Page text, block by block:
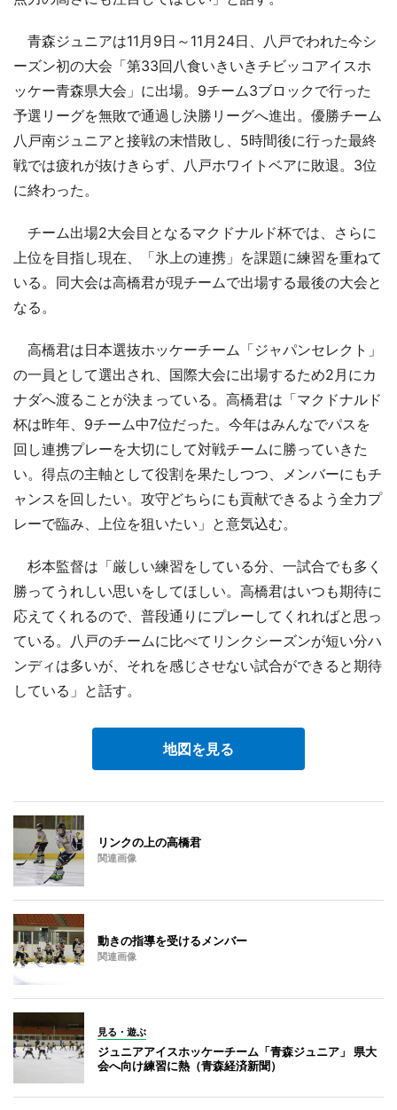
青森ジュニアは11月9日～11月24日、八戸でわれた今シ
ーズン初の大会「第33回八食いきいきチビッコアイスホ
ッケー青森県大会」に出場。9チーム3ブロックで行った
予選リーグを無敗で通過し決勝リーグへ進出。優勝チーム
八戸南ジュニアと接戦の末惜敗し、5時間後に行った最終
戦では疲れが抜けきらず、八戸ホワイトベアに敗退。3位
に終わった。
チーム出場2大会目となるマクドナルド杯では、さらに
上位を目指し現在、「氷上の連携」を課題に練習を重ねて
いる。同大会は高橋君が現チームで出場する最後の大会と
なる。
高橋君は日本選抜ホッケーチーム「ジャパンセレクト」
の一員として選出され、国際大会に出場するため2月にカ
ナダへ渡ることが決まっている。高橋君は「マクドナルド
杯は昨年、9チーム中7位だった。今年はみんなでパスを
回し連携プレーを大切にして対戦チームに勝っていきた
い。得点の主軸として役割を果たしつつ、メンバーにもチ
ャンスを回したい。攻守どちらにも貢献できるよう全力プ
レーで臨み、上位を狙いたい」と意気込む。
杉本監督は「厳しい練習をしている分、一試合でも多く
勝ってうれしい思いをしてほしい。高橋君はいつも期待に
応えてくれるので、普段通りにプレーしてくれればと思っ
ている。八戸のチームに比べてリンクシーズンが短い分ハ
ンディは多いが、それを感じさせない試合ができると期待
している」と話す。
地図を見る
リンクの上の高橋君
関連画像
動きの指導を受けるメンバー
関連画像
見る・遊ぶ
ジュニアアイスホッケーチーム「青森ジュニア」 県大
会へ向け練習に熱（青森経済新聞）